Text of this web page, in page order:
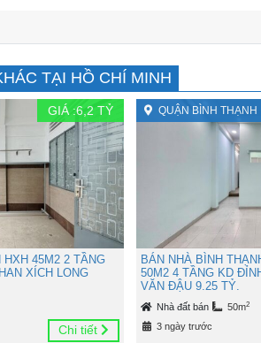
TẠI HỒ CHÍ MINH
GIÁ :6,2 TỶ
HXH 45M2 2 TẦNG
XÍCH LONG
Chi tiết
QUẬN BÌNH THẠNH
BÁN NHÀ BÌNH
50M2 4 TẦNG KD
VĂN ĐẬU 9.25 TỶ.
Nhà đất bán 50m2
3 ngày trước